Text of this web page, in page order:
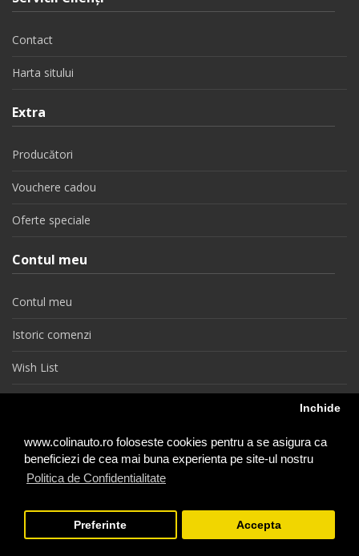
www.colinauto.ro foloseste cookies pentru a se asigura ca
beneficiezi de cea mai buna experienta pe site-ul nostru
Politica de Confidentialitate
Inchide
Preferinte Accepta
Contact
Harta sitului
Extra
Producători
Vouchere cadou
Oferte speciale
Contul meu
Contul meu
Istoric comenzi
Wish List